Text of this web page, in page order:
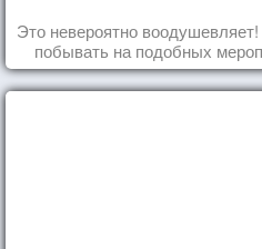
Это невероятно
побывать на подобных